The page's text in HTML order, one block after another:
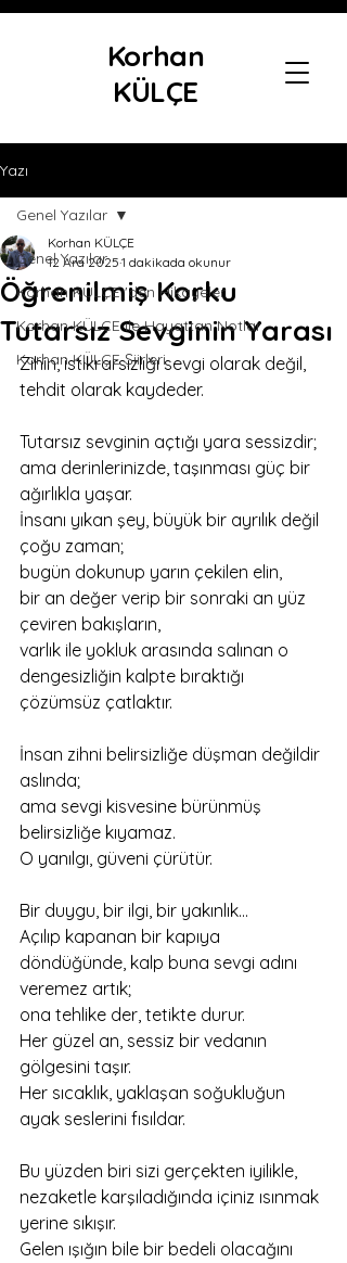
Korhan
KÜLÇE
Yazı
Genel Yazılar
Korhan KÜLÇE 'den Hikayeler
Korhan KÜLÇE ile Hayattan Notlar
Korhan KÜLÇE Şiirleri
Genel Yazılar
Öğrenilmiş Korku
Tutarsız Sevginin Yarası
Korhan KÜLÇE
12 Ara 2025 1 dakikada okunur
Zihin, istikrarsızlığı sevgi olarak değil,
tehdit olarak kaydeder.
Tutarsız sevginin açtığı yara sessizdir;
ama derinlerinizde, taşınması güç bir
ağırlıkla yaşar.
İnsanı yıkan şey, büyük bir ayrılık değil
çoğu zaman;
bugün dokunup yarın çekilen elin,
bir an değer verip bir sonraki an yüz
çeviren bakışların,
varlık ile yokluk arasında salınan o
dengesizliğin kalpte bıraktığı
çözümsüz çatlaktır.
İnsan zihni belirsizliğe düşman değildir
aslında;
ama sevgi kisvesine bürünmüş
belirsizliğe kıyamaz.
O yanılgı, güveni çürütür.
Bir duygu, bir ilgi, bir yakınlık…
Açılıp kapanan bir kapıya
döndüğünde, kalp buna sevgi adını
veremez artık;
ona tehlike der, tetikte durur.
Her güzel an, sessiz bir vedanın
gölgesini taşır.
Her sıcaklık, yaklaşan soğukluğun
ayak seslerini fısıldar.
Bu yüzden biri sizi gerçekten iyilikle,
nezaketle karşıladığında içiniz ısınmak
yerine sıkışır.
Gelen ışığın bile bir bedeli olacağını